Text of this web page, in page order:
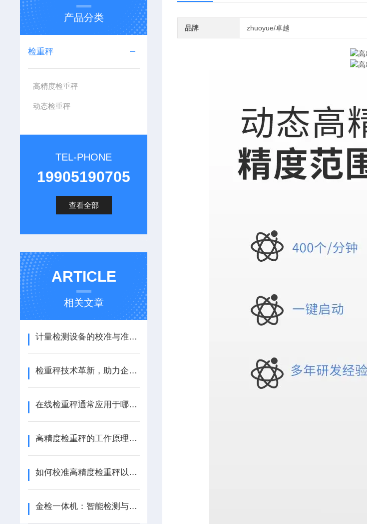
产品分类
检重秤
高精度检重秤
动态检重秤
TEL-PHONE
19905190705
查看全部
ARTICLE
相关文章
计量检测设备的校准与准确性分析
检重秤技术革新，助力企业精准高效生产
在线检重秤通常应用于哪些行业？
高精度检重秤的工作原理与技术分析
如何校准高精度检重秤以确保准确度？
金检一体机：智能检测与称重的革新解决方案
品牌 zhuoyue/卓越